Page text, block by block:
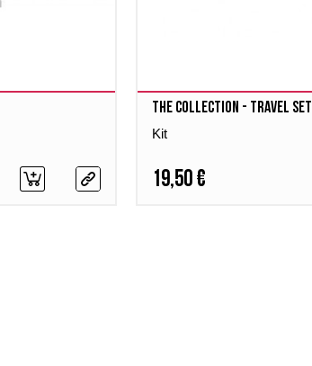
The Collection - Travel Set
Kit
19,50 €